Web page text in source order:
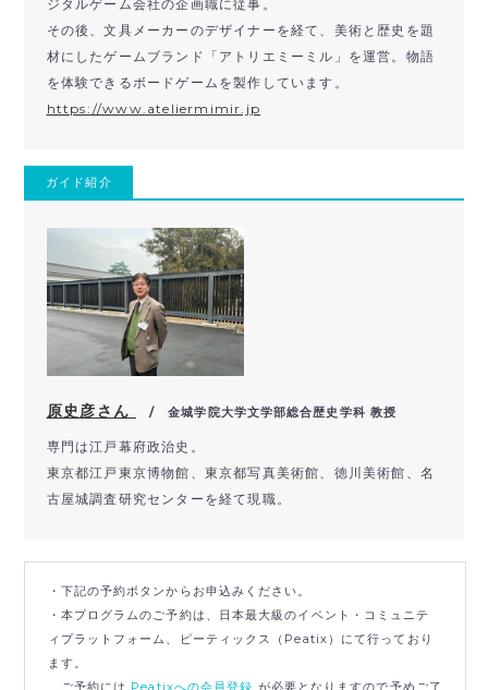
ジタルゲーム会社の企画職に従事。
その後、文具メーカーのデザイナーを経て、美術と歴史を題
材にしたゲームブランド「アトリエミーミル」を運営。物語
を体験できるボードゲームを製作しています。
https://www.ateliermimir.jp
ガイド紹介
原史彦さん / 金城学院大学文学部総合歴史学科 教授
専門は江戸幕府政治史。
東京都江戸東京博物館、東京都写真美術館、徳川美術館、 名
古屋城調査研究センターを経て現職。
・下記の予約ボタンからお申込みください。
・本プログラムのご予約は、日本最大級のイベント・コミュニテ
ィプラットフォーム、ピーティックス（Peatix）にて行っており
ます。
ご予約には Peatixへの会員登録 が必要となりますので予めご了